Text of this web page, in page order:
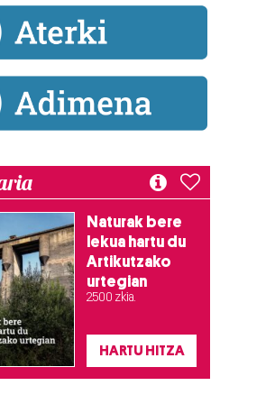
Naturak bere
lekua hartu du
Artikutzako
urtegian
2.500 zkia.
HARTU HITZA